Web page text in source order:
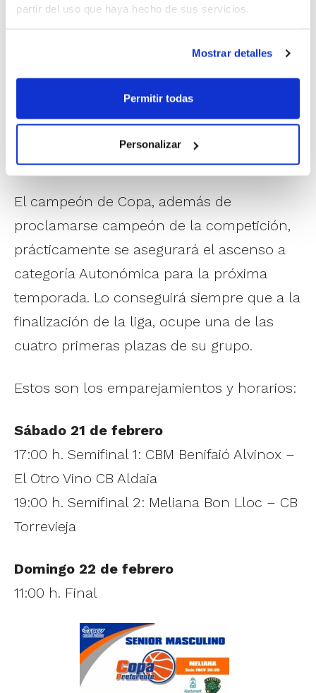
partir del uso que haya hecho de sus servicios.
Mostrar detalles
Permitir todas
Personalizar
en directoa través de EsportViu(la
Federaciones Deportivas de la Comunitat
Oficial FBCV.
El campeón de Copa, además de
proclamarse campeón de la competición,
prácticamente se asegurará el ascenso a
categoría Autonómica para la próxima
temporada. Lo conseguirá siempre que a la
finalización de la liga, ocupe una de las
cuatro primeras plazas de su grupo.
Estos son los emparejamientos y horarios:
Sábado 21 de febrero
17:00 h. Semifinal 1: CBM Benifaió Alvinox –
El Otro Vino CB Aldaia
19:00 h. Semifinal 2: Meliana Bon Lloc – CB
Torrevieja
Domingo 22 de febrero
11:00 h. Final